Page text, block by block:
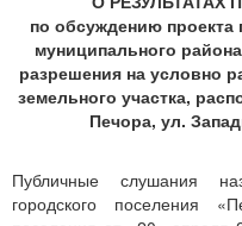
по обсуждению проекта
муниципального
разрешения на условно
земельного участка,
Печора, ул.
Публичные слушания
городского поселения